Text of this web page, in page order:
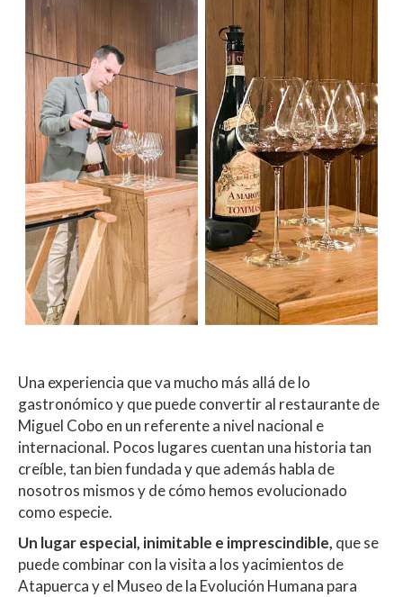
Una experiencia que va mucho más allá de lo
gastronómico y que puede convertir al restaurante de
Miguel Cobo en un referente a nivel nacional e
internacional. Pocos lugares cuentan una historia tan
creíble, tan bien fundada y que además habla de
nosotros mismos y de cómo hemos evolucionado
como especie.
Un lugar especial, inimitable e imprescindible, que se
puede combinar con la visita a los yacimientos de
Atapuerca y el Museo de la Evolución Humana para